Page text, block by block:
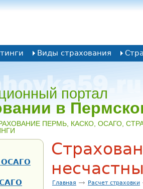
портал
в
ПЕРМЬ, КАСКО, ОСАГО,
Виды страхования
Главная Расчет страховки
ОСАГО